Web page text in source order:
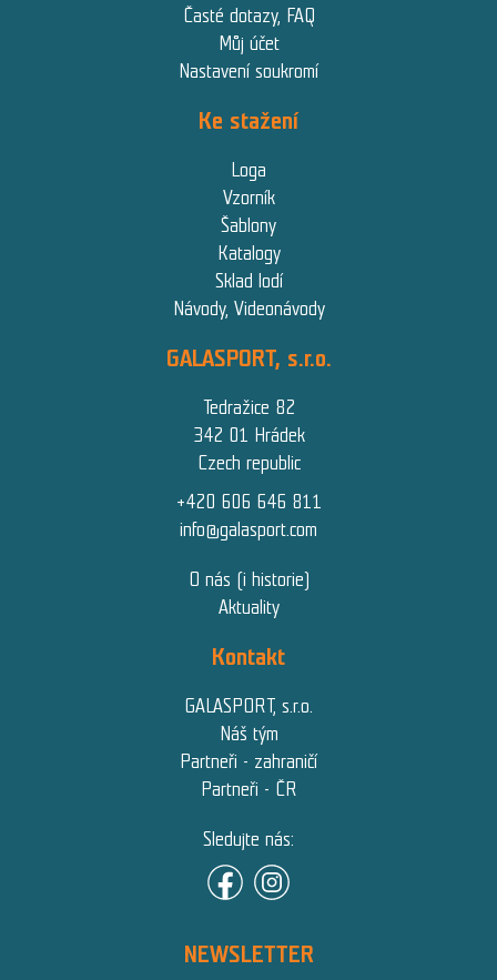
Časté dotazy, FAQ
Můj účet
Nastavení soukromí
Ke stažení
Loga
Vzorník
Šablony
Katalogy
Sklad lodí
Návody, Videonávody
GALASPORT, s.r.o.
Tedražice 82
342 01 Hrádek
Czech republic
+420 606 646 811
info@galasport.com
O nás (i historie)
Aktuality
Kontakt
GALASPORT, s.r.o.
Náš tým
Partneři - zahraničí
Partneři - ČR
Sledujte nás:
NEWSLETTER